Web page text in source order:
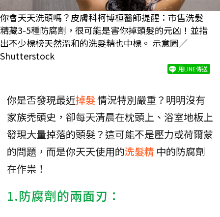
你會天天洗頭嗎？皮膚科柯博桓醫師提醒：市售洗髮
精藏3-5種防腐劑，很可能是害你掉頭髮的元凶！並指
出不少標榜天然溫和的洗髮精也中標。 示意圖／
Shutterstock
用LINE傳送
你是否發現最近掉髮情況特別嚴重？明明沒有
家族禿頭史，卻每天清晨在枕頭上、浴室地板上
發現大量掉落的頭髮？這可能不是壓力或荷爾蒙
的問題，而是你天天使用的洗髮精 中的防腐劑
在作祟！
1.防腐劑的兩面刃：